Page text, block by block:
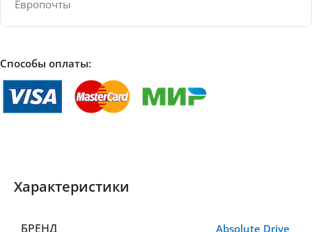
Европочты
Способы оплаты:
Характеристики
БРЕНД Absolute Drive